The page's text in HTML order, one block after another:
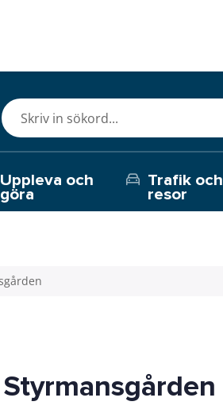
Uppleva och
göra
Trafik och
resor